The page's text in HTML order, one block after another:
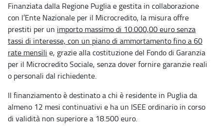
Finanziata dalla Regione Puglia e gestita in collaborazione
con l’Ente Nazionale per il Microcredito, la misura offre
prestiti per un importo massimo di 10.000,00 euro senza
tassi di interesse, con un piano di ammortamento fino a 60
rate mensili e, grazie alla costituzione del Fondo di Garanzia
per il Microcredito Sociale, senza dover fornire garanzie reali
o personali dal richiedente.
Il finanziamento è destinato a chi è residente in Puglia da
almeno 12 mesi continuativi e ha un ISEE ordinario in corso
di validità non superiore a 18.500 euro.